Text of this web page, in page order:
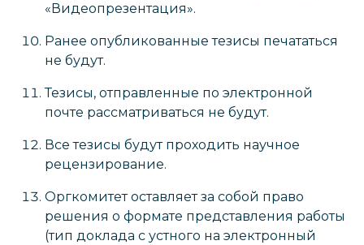
«Видеопрезентация».
Ранее опубликованные тезисы печататься
не будут.
Тезисы, отправленные по электронной
почте рассматриваться не будут.
Все тезисы будут проходить научное
рецензирование.
Оргкомитет оставляет за собой право
решения о формате представления работы
(тип доклада с устного на электронный